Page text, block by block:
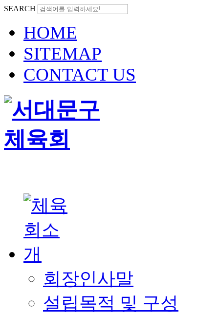
SEARCH
HOME
SITEMAP
CONTACT US
회장인사말
설립목적 및 구성